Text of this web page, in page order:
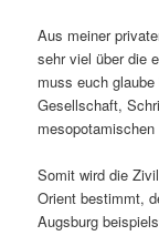
Aus meiner
sehr viel über die
muss euch
Gesellschaft,
mesopotamischen
Somit wird die
Orient bestimmt,
Augsburg